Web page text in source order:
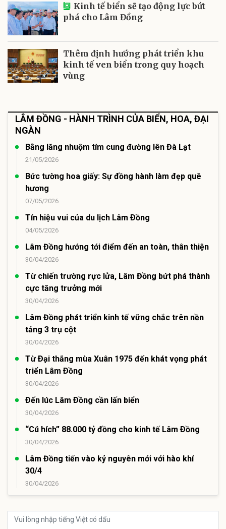
Kinh tế biển sẽ tạo động lực bứt
phá cho Lâm Đồng
Thêm định hướng phát triển khu
kinh tế ven biển trong quy hoạch
vùng
LÂM ĐỒNG - HÀNH TRÌNH CỦA BIỂN, HOA, ĐẠI
NGÀN
Bằng lăng nhuộm tím cung đường lên Đà Lạt
21/05/2026
Bức tường hoa giấy: Sự đồng hành làm đẹp quê
hương
07/05/2026
Tín hiệu vui của du lịch Lâm Ðồng
04/05/2026
Lâm Đồng hướng tới điểm đến an toàn, thân thiện
30/04/2026
Từ chiến trường rực lửa, Lâm Đồng bứt phá thành
cực tăng trưởng mới
30/04/2026
Lâm Đồng phát triển kinh tế vững chắc trên nền
tảng 3 trụ cột
30/04/2026
Từ Ðại thắng mùa Xuân 1975 đến khát vọng phát
triển Lâm Ðồng
30/04/2026
Ðến lúc Lâm Ðồng cần lấn biển
30/04/2026
“Cú hích” 88.000 tỷ đồng cho kinh tế Lâm Ðồng
30/04/2026
Lâm Đồng tiến vào kỷ nguyên mới với hào khí
30/4
30/04/2026